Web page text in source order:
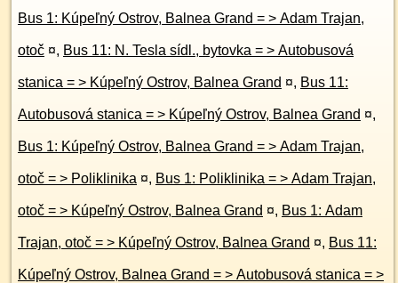
Bus 1: Kúpeľný Ostrov, Balnea Grand = > Adam Trajan,
otoč ¤, Bus 11: N. Tesla sídl., bytovka = > Autobusová
stanica = > Kúpeľný Ostrov, Balnea Grand ¤, Bus 11:
Autobusová stanica = > Kúpeľný Ostrov, Balnea Grand ¤,
Bus 1: Kúpeľný Ostrov, Balnea Grand = > Adam Trajan,
otoč = > Poliklinika ¤, Bus 1: Poliklinika = > Adam Trajan,
otoč = > Kúpeľný Ostrov, Balnea Grand ¤, Bus 1: Adam
Trajan, otoč = > Kúpeľný Ostrov, Balnea Grand ¤, Bus 11:
Kúpeľný Ostrov, Balnea Grand = > Autobusová stanica = >